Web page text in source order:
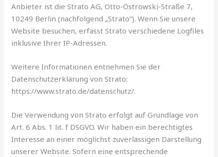
Anbieter ist die Strato AG, Otto-Ostrowski-Straße 7,
10249 Berlin (nachfolgend „Strato“). Wenn Sie unsere
Website besuchen, erfasst Strato verschiedene Logfiles
inklusive Ihrer IP-Adressen.
Weitere Informationen entnehmen Sie der
Datenschutzerklärung von Strato:
https://www.strato.de/datenschutz/.
Die Verwendung von Strato erfolgt auf Grundlage von
Art. 6 Abs. 1 lit. f DSGVO. Wir haben ein berechtigtes
Interesse an einer möglichst zuverlässigen Darstellung
unserer Website. Sofern eine entsprechende